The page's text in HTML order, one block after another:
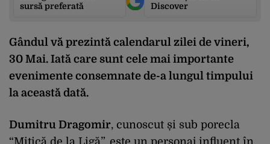
sursă preferată
Discover
Gândul vă prezintă calendarul zilei de vineri,
30 Mai. Iată care sunt cele mai importante
evenimente consemnate de-a lungul timpului
la această dată.
Dumitru Dragomir, cunoscut și sub porecla
“Mitică de la Ligă”, este un personaj influent în